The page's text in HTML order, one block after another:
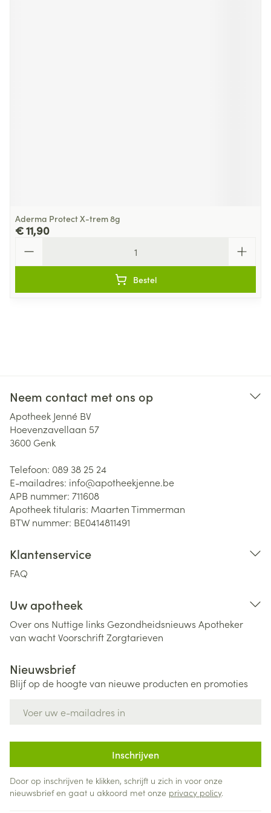
Aderma Protect X-trem 8g
€ 11,90
Bestel
Neem contact met ons op
Apotheek Jenné BV
Hoevenzavellaan 57
3600 Genk
Telefoon: 089 38 25 24
E-mailadres: info@apotheekjenne.be
APB nummer: 711608
Apotheek titularis: Maarten Timmerman
BTW nummer: BE0414811491
Klantenservice
FAQ
Uw apotheek
Over ons Nuttige links Gezondheidsnieuws Apotheker
van wachtVoorschriftZorgtarieven
Nieuwsbrief
Blijf op de hoogte van nieuwe producten en promoties
Inschrijven
Door op inschrijven te klikken, schrijft u zich in voor onze
nieuwsbrief en gaat u akkoord met onze privacy policy.